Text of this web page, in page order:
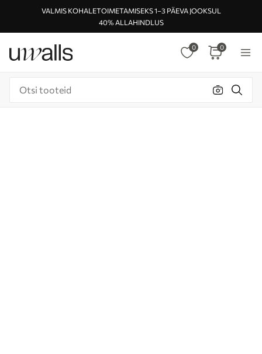
VALMIS KOHALETOIMETAMISEKS 1–3 PÄEVA JOOKSUL
40% ALLAHINDLUS
0 0